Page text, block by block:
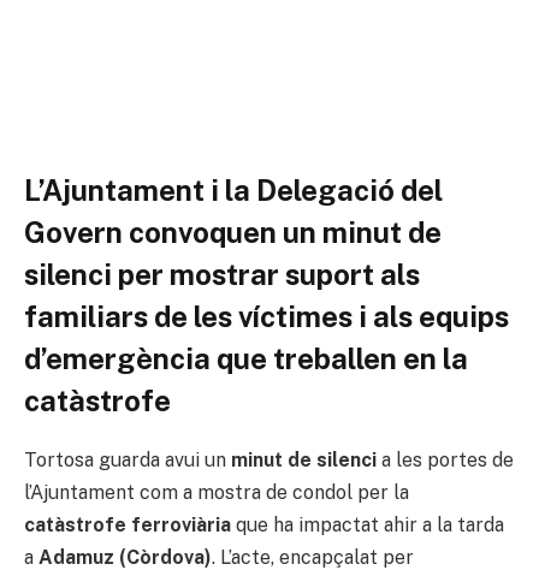
L’Ajuntament i la Delegació del
Govern convoquen un minut de
silenci per mostrar suport als
familiars de les víctimes i als equips
d’emergència que treballen en la
catàstrofe
Tortosa guarda avui un minut de silenci a les portes de
l’Ajuntament com a mostra de condol per la
catàstrofe ferroviària que ha impactat ahir a la tarda
a Adamuz (Còrdova). L’acte, encapçalat per